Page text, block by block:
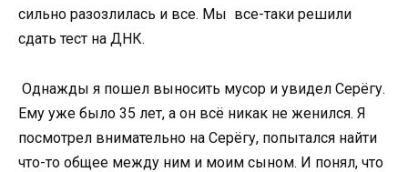
сильно разозлилась и все. Мы все-таки решили
сдать тест на ДНК.
Однажды я пошел выносить мусор и увидел Серёгу.
Ему уже было 35 лет, а он всё никак не женился. Я
посмотрел внимательно на Серёгу, попытался найти
что-то общее между ним и моим сыном. И понял, что